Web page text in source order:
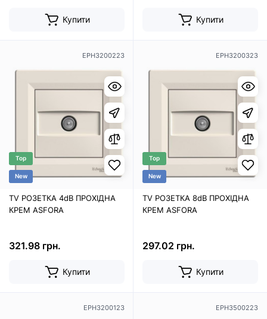
Купити Купити
EPH3200223
Top
New
TV РОЗЕТКА 4dB ПРОХІДНА
КРЕМ ASFORA
321.98 грн.
Купити
EPH3200323
Top
New
TV РОЗЕТКА 8dB ПРОХІДНА
КРЕМ ASFORA
297.02 грн.
Купити
EPH3200123 EPH3500223